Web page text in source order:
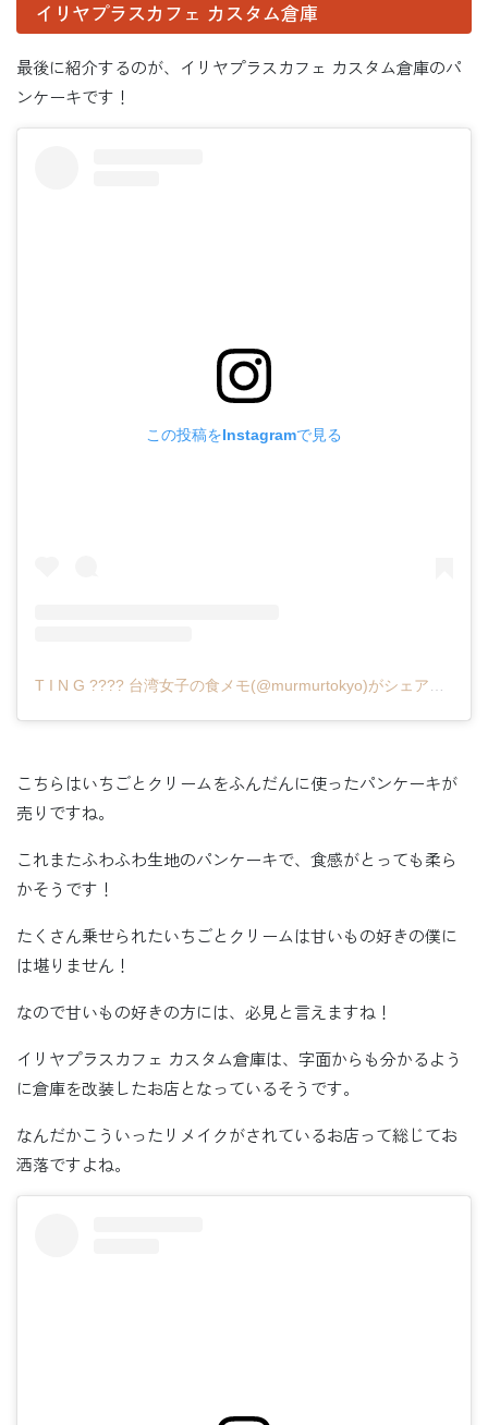
イリヤプラスカフェ カスタム倉庫
最後に紹介するのが、イリヤプラスカフェ カスタム倉庫のパ
ンケーキです！
この投稿をInstagramで見る
こちらはいちごとクリームをふんだんに使ったパンケーキが
売りですね。
これまたふわふわ生地のパンケーキで、食感がとっても柔ら
かそうです！
たくさん乗せられたいちごとクリームは甘いもの好きの僕に
は堪りません！
なので甘いもの好きの方には、必見と言えますね！
イリヤプラスカフェ カスタム倉庫は、字面からも分かるよう
に倉庫を改装したお店となっているそうです。
なんだかこういったリメイクがされているお店って総じてお
洒落ですよね。